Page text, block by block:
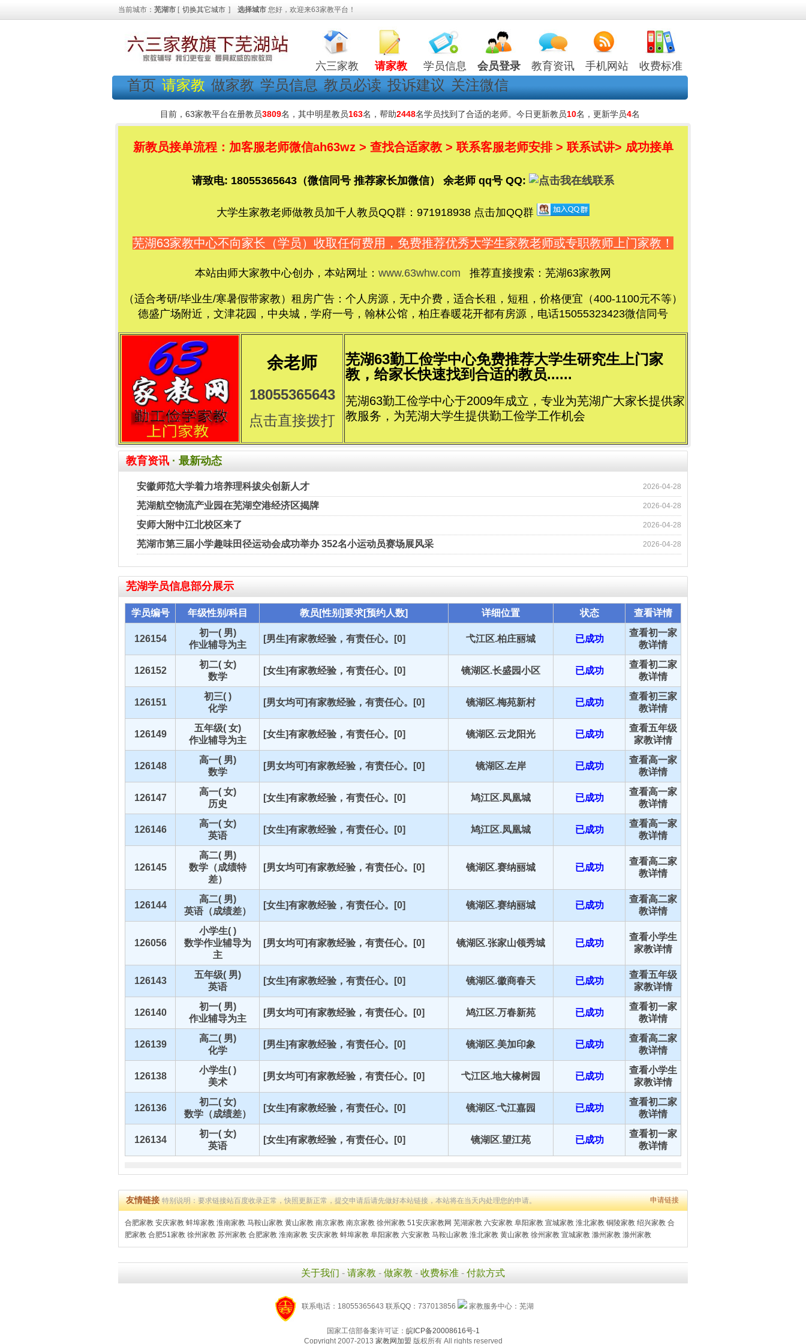
当前城市： 芜湖市 [ 切换其它城市 ] 选择城市 您好，欢迎来63家教平台！
六三家教 请家教 学员信息 会员登录 教育资讯 手机网站 收费标准
首页 请家教 做家教 学员信息 教员必读 投诉建议 关注微信
目前，63家教平台在册教员3809名，其中明星教员163名，帮助2448名学员找到了合适的老师。今日更新教员10名，更新学员4名
新教员接单流程：加客服老师微信ah63wz > 查找合适家教 > 联系客服老师安排 > 联系试讲> 成功接单
请致电: 18055365643（微信同号 推荐家长加微信） 余老师 qq号 QQ:
大学生家教老师做教员加千人教员QQ群：971918938 点击加QQ群
芜湖63家教中心不向家长（学员）收取任何费用，免费推荐优秀大学生家教老师或专职教师上门家教！
本站由师大家教中心创办，本站网址： www.63whw.com 推荐直接搜索：芜湖63家教网
（适合考研/毕业生/寒暑假带家教）租房广告：个人房源，无中介费，适合长租，短租，价格便宜（400-1100元不等）
德盛广场附近，文津花园，中央城，学府一号，翰林公馆，柏庄春暖花开都有房源，电话15055323423微信同号
余老师
18055365643
点击直接拨打
芜湖63勤工俭学中心免费推荐大学生研究生上门家
教，给家长快速找到合适的教员......
芜湖63勤工俭学中心于2009年成立，专业为芜湖广大家长提供家
教服务，为芜湖大学生提供勤工俭学工作机会
教育资讯 · 最新动态
安徽师范大学着力培养理科拔尖创新人才 2026-04-28
芜湖航空物流产业园在芜湖空港经济区揭牌 2026-04-28
安师大附中江北校区来了 2026-04-28
芜湖市第三届小学趣味田径运动会成功举办 352名小运动员赛场展风采 2026-04-28
芜湖学员信息部分展示
学员编号 年级性别/科目 教员[性别]要求[预约人数] 详细位置 状态 查看详情
126154
初一( 男)
作业辅导为主
[男生]有家教经验，有责任心。[0] 弋江区.柏庄丽城 已成功
查看初一家
教详情
126152
初二( 女)
数学
[女生]有家教经验，有责任心。[0] 镜湖区.长盛园小区 已成功
查看初二家
教详情
126151
初三( )
化学
[男女均可]有家教经验，有责任心。[0] 镜湖区.梅苑新村 已成功
查看初三家
教详情
126149
五年级( 女)
作业辅导为主
[女生]有家教经验，有责任心。[0] 镜湖区.云龙阳光 已成功
查看五年级
家教详情
126148
高一( 男)
数学
[男女均可]有家教经验，有责任心。[0] 镜湖区.左岸 已成功
查看高一家
教详情
126147
高一( 女)
历史
[女生]有家教经验，有责任心。[0] 鸠江区.凤凰城 已成功
查看高一家
教详情
126146
高一( 女)
英语
[女生]有家教经验，有责任心。[0] 鸠江区.凤凰城 已成功
查看高一家
教详情
126145
高二( 男)
数学（成绩特
差）
[男女均可]有家教经验，有责任心。[0] 镜湖区.赛纳丽城 已成功
查看高二家
教详情
126144
高二( 男)
英语（成绩差）
[女生]有家教经验，有责任心。[0] 镜湖区.赛纳丽城 已成功
查看高二家
教详情
126056
小学生( )
数学作业辅导为
主
[男女均可]有家教经验，有责任心。[0] 镜湖区.张家山领秀城 已成功
查看小学生
家教详情
126143
五年级( 男)
英语
[女生]有家教经验，有责任心。[0] 镜湖区.徽商春天 已成功
查看五年级
家教详情
126140
初一( 男)
作业辅导为主
[男女均可]有家教经验，有责任心。[0] 鸠江区.万春新苑 已成功
查看初一家
教详情
126139
高二( 男)
化学
[男生]有家教经验，有责任心。[0] 镜湖区.美加印象 已成功
查看高二家
教详情
126138
小学生( )
美术
[男女均可]有家教经验，有责任心。[0] 弋江区.地大橡树园 已成功
查看小学生
家教详情
126136
初二( 女)
数学（成绩差）
[女生]有家教经验，有责任心。[0] 镜湖区.弋江嘉园 已成功
查看初二家
教详情
126134
初一( 女)
英语
[女生]有家教经验，有责任心。[0] 镜湖区.望江苑 已成功
查看初一家
教详情
申请链接
友情链接特别说明：要求链接站百度收录正常，快照更新正常，提交申请后请先做好本站链接，本站将在当天内处理您的申请。
合肥家教 安庆家教 蚌埠家教 淮南家教 马鞍山家教 黄山家教 南京家教 南京家教 徐州家教 51安庆家教网 芜湖家教 六安家教 阜阳家教 宣城家教 淮北家教 铜陵家教 绍兴家教 合
肥家教 合肥51家教 徐州家教 苏州家教 合肥家教 淮南家教 安庆家教 蚌埠家教 阜阳家教 六安家教 马鞍山家教 淮北家教 黄山家教 徐州家教 宣城家教 滁州家教 滁州家教
关于我们 - 请家教 - 做家教 - 收费标准 - 付款方式
联系电话：18055365643 联系QQ：737013856 家教服务中心：芜湖
国家工信部备案许可证： 皖ICP备20008616号-1
Copyright 2007-2013 家教网加盟 版权所有 All rights reserved